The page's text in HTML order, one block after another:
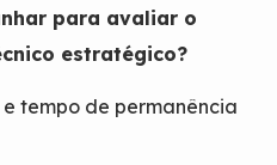
para avaliar o
estratégico?
tempo de permanência